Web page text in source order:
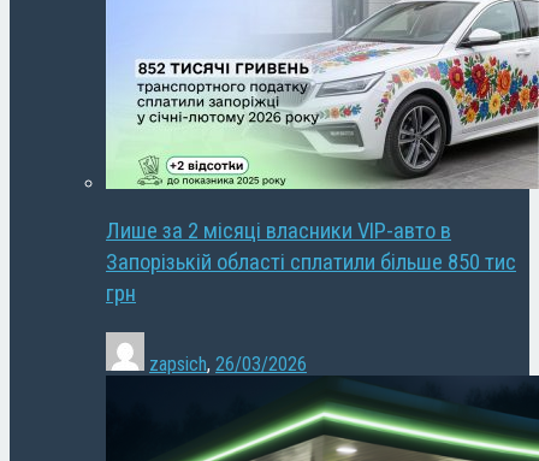
Лише за 2 місяці власники VIP-авто в
Запорізькій області сплатили більше 850 тис
грн
zapsich, 26/03/2026